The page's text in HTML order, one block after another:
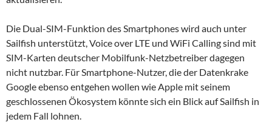
Die Dual-SIM-Funktion des Smartphones wird auch unter
Sailfish unterstützt, Voice over LTE und WiFi Calling sind mit
SIM-Karten deutscher Mobilfunk-Netzbetreiber dagegen
nicht nutzbar. Für Smartphone-Nutzer, die der Datenkrake
Google ebenso entgehen wollen wie Apple mit seinem
geschlossenen Ökosystem könnte sich ein Blick auf Sailfish in
jedem Fall lohnen.